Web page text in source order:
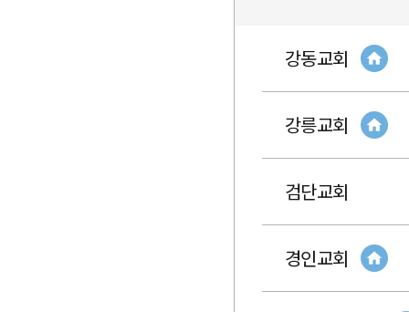
강동교회
강릉교회
검단교회
경인교회